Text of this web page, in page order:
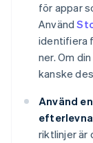
för appar
Använd
identifiera
ner. Om
kanske
Använd
riktlinjer